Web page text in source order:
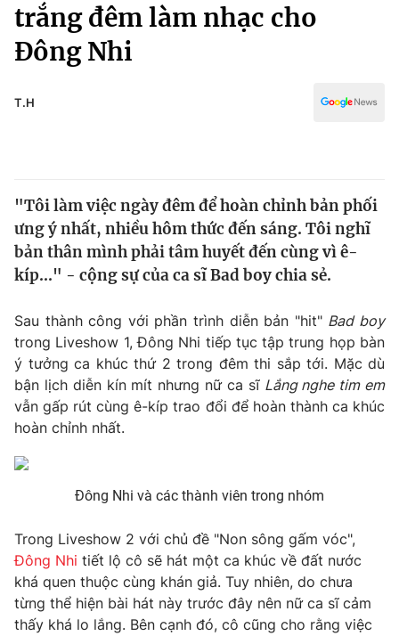
Chính trị
Xã hội
Pháp luật
Thế giới
Tin tức
Thế giới đó đây
Câu chuyện quốc tế
Kinh tế
Thị trường
Góc doanh nghiệp
Dữ liệu và đời sống
Truyền hình
Phim VTV
Hậu trường
Nhân vật
Giải sao mai
Giải trí
Điện ảnh
Đời sống
Làm đẹp
Chất lượng cuộc sống
Tuyển sinh
Học trực tuyến
Công nghệ
Hitech Công nghệ tương lai
Giao lưu trực tuyến
Truyền hình
Văn hóa - Giải trí
Y tế
trắng đêm làm nhạc cho
Đông Nhi
T.H
"Tôi làm việc ngày đêm để hoàn chỉnh bản phối
ưng ý nhất, nhiều hôm thức đến sáng. Tôi nghĩ
bản thân mình phải tâm huyết đến cùng vì ê-
kíp..." - cộng sự của ca sĩ Bad boy chia sẻ.
Sau thành công với phần trình diễn bản "hit" Bad boy
trong Liveshow 1, Đông Nhi tiếp tục tập trung họp bàn
ý tưởng ca khúc thứ 2 trong đêm thi sắp tới. Mặc dù
bận lịch diễn kín mít nhưng nữ ca sĩ Lắng nghe tim em
vẫn gấp rút cùng ê-kíp trao đổi để hoàn thành ca khúc
hoàn chỉnh nhất.
Đông Nhi và các thành viên trong nhóm
Trong Liveshow 2 với chủ đề "Non sông gấm vóc",
Đông Nhi tiết lộ cô sẽ hát một ca khúc về đất nước
khá quen thuộc cùng khán giả. Tuy nhiên, do chưa
từng thể hiện bài hát này trước đây nên nữ ca sĩ cảm
thấy khá lo lắng. Bên cạnh đó, cô cũng cho rằng việc